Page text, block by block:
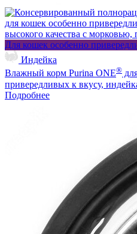
Для кошек особенно
Индейка
Влажный корм Purina ONE®
привередливых к вкусу,
Подробнее